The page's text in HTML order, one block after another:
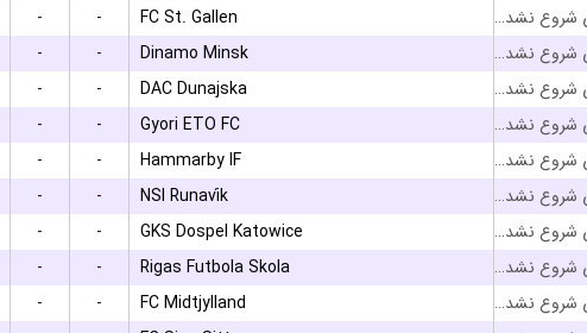
- - FC St. Gallen بازی شروع نشده است
- - Dinamo Minsk بازی شروع نشده است
- - DAC Dunajska بازی شروع نشده است
- - Gyori ETO FC بازی شروع نشده است
- - Hammarby IF بازی شروع نشده است
- - NSI Runavík بازی شروع نشده است
- - GKS Dospel Katowice بازی شروع نشده است
- - Rigas Futbola Skola بازی شروع نشده است
- - FC Midtjylland بازی شروع نشده است